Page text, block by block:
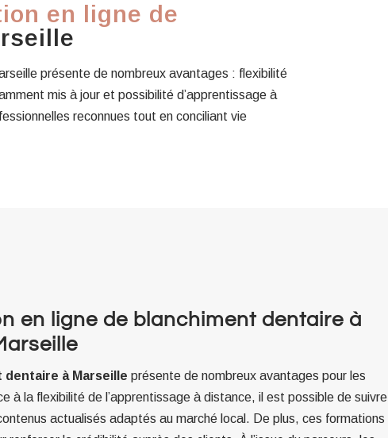
en ligne de
présente de nombreux avantages : flexibilité
mis à jour et possibilité d’apprentissage à
reconnues tout en conciliant vie
en ligne de blanchiment dentaire à
à Marseille présente de nombreux avantages pour les
à la flexibilité de l’apprentissage à distance, il est possible de suivre
actualisés adaptés au marché local. De plus, ces formations